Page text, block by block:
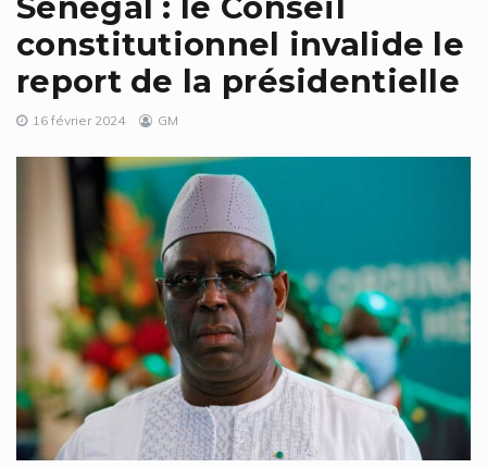
constitutionnel invalide le
report de la présidentielle
16 février 2024 GM